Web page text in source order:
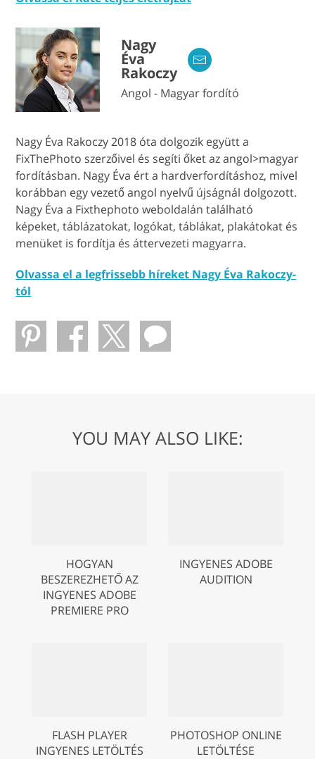
Nagy
Éva
Rakoczy
Angol - Magyar fordító
Nagy Éva Rakoczy 2018 óta dolgozik együtt a
FixThePhoto szerzőivel és segíti őket az angol>magyar
fordításban. Nagy Éva ért a hardverfordításhoz, mivel
korábban egy vezető angol nyelvű újságnál dolgozott.
Nagy Éva a Fixthephoto weboldalán található
képeket, táblázatokat, logókat, táblákat, plakátokat és
menüket is fordítja és áttervezeti magyarra.
Olvassa el a legfrissebb híreket Nagy Éva Rakoczy-
tól
YOU MAY ALSO LIKE:
HOGYAN
BESZEREZHETŐ AZ
INGYENES ADOBE
PREMIERE PRO
INGYENES ADOBE
AUDITION
FLASH PLAYER
INGYENES LETÖLTÉS
PHOTOSHOP ONLINE
LETÖLTÉSE